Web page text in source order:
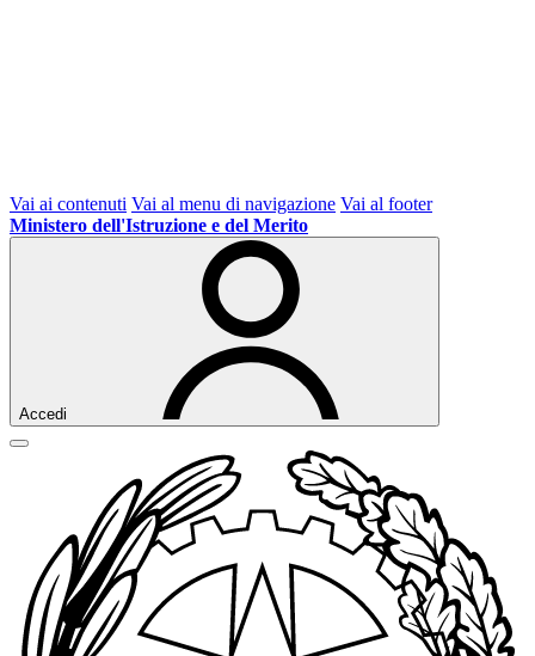
Vai ai contenuti Vai al menu di navigazione Vai al footer
Ministero dell'Istruzione e del Merito
Accedi